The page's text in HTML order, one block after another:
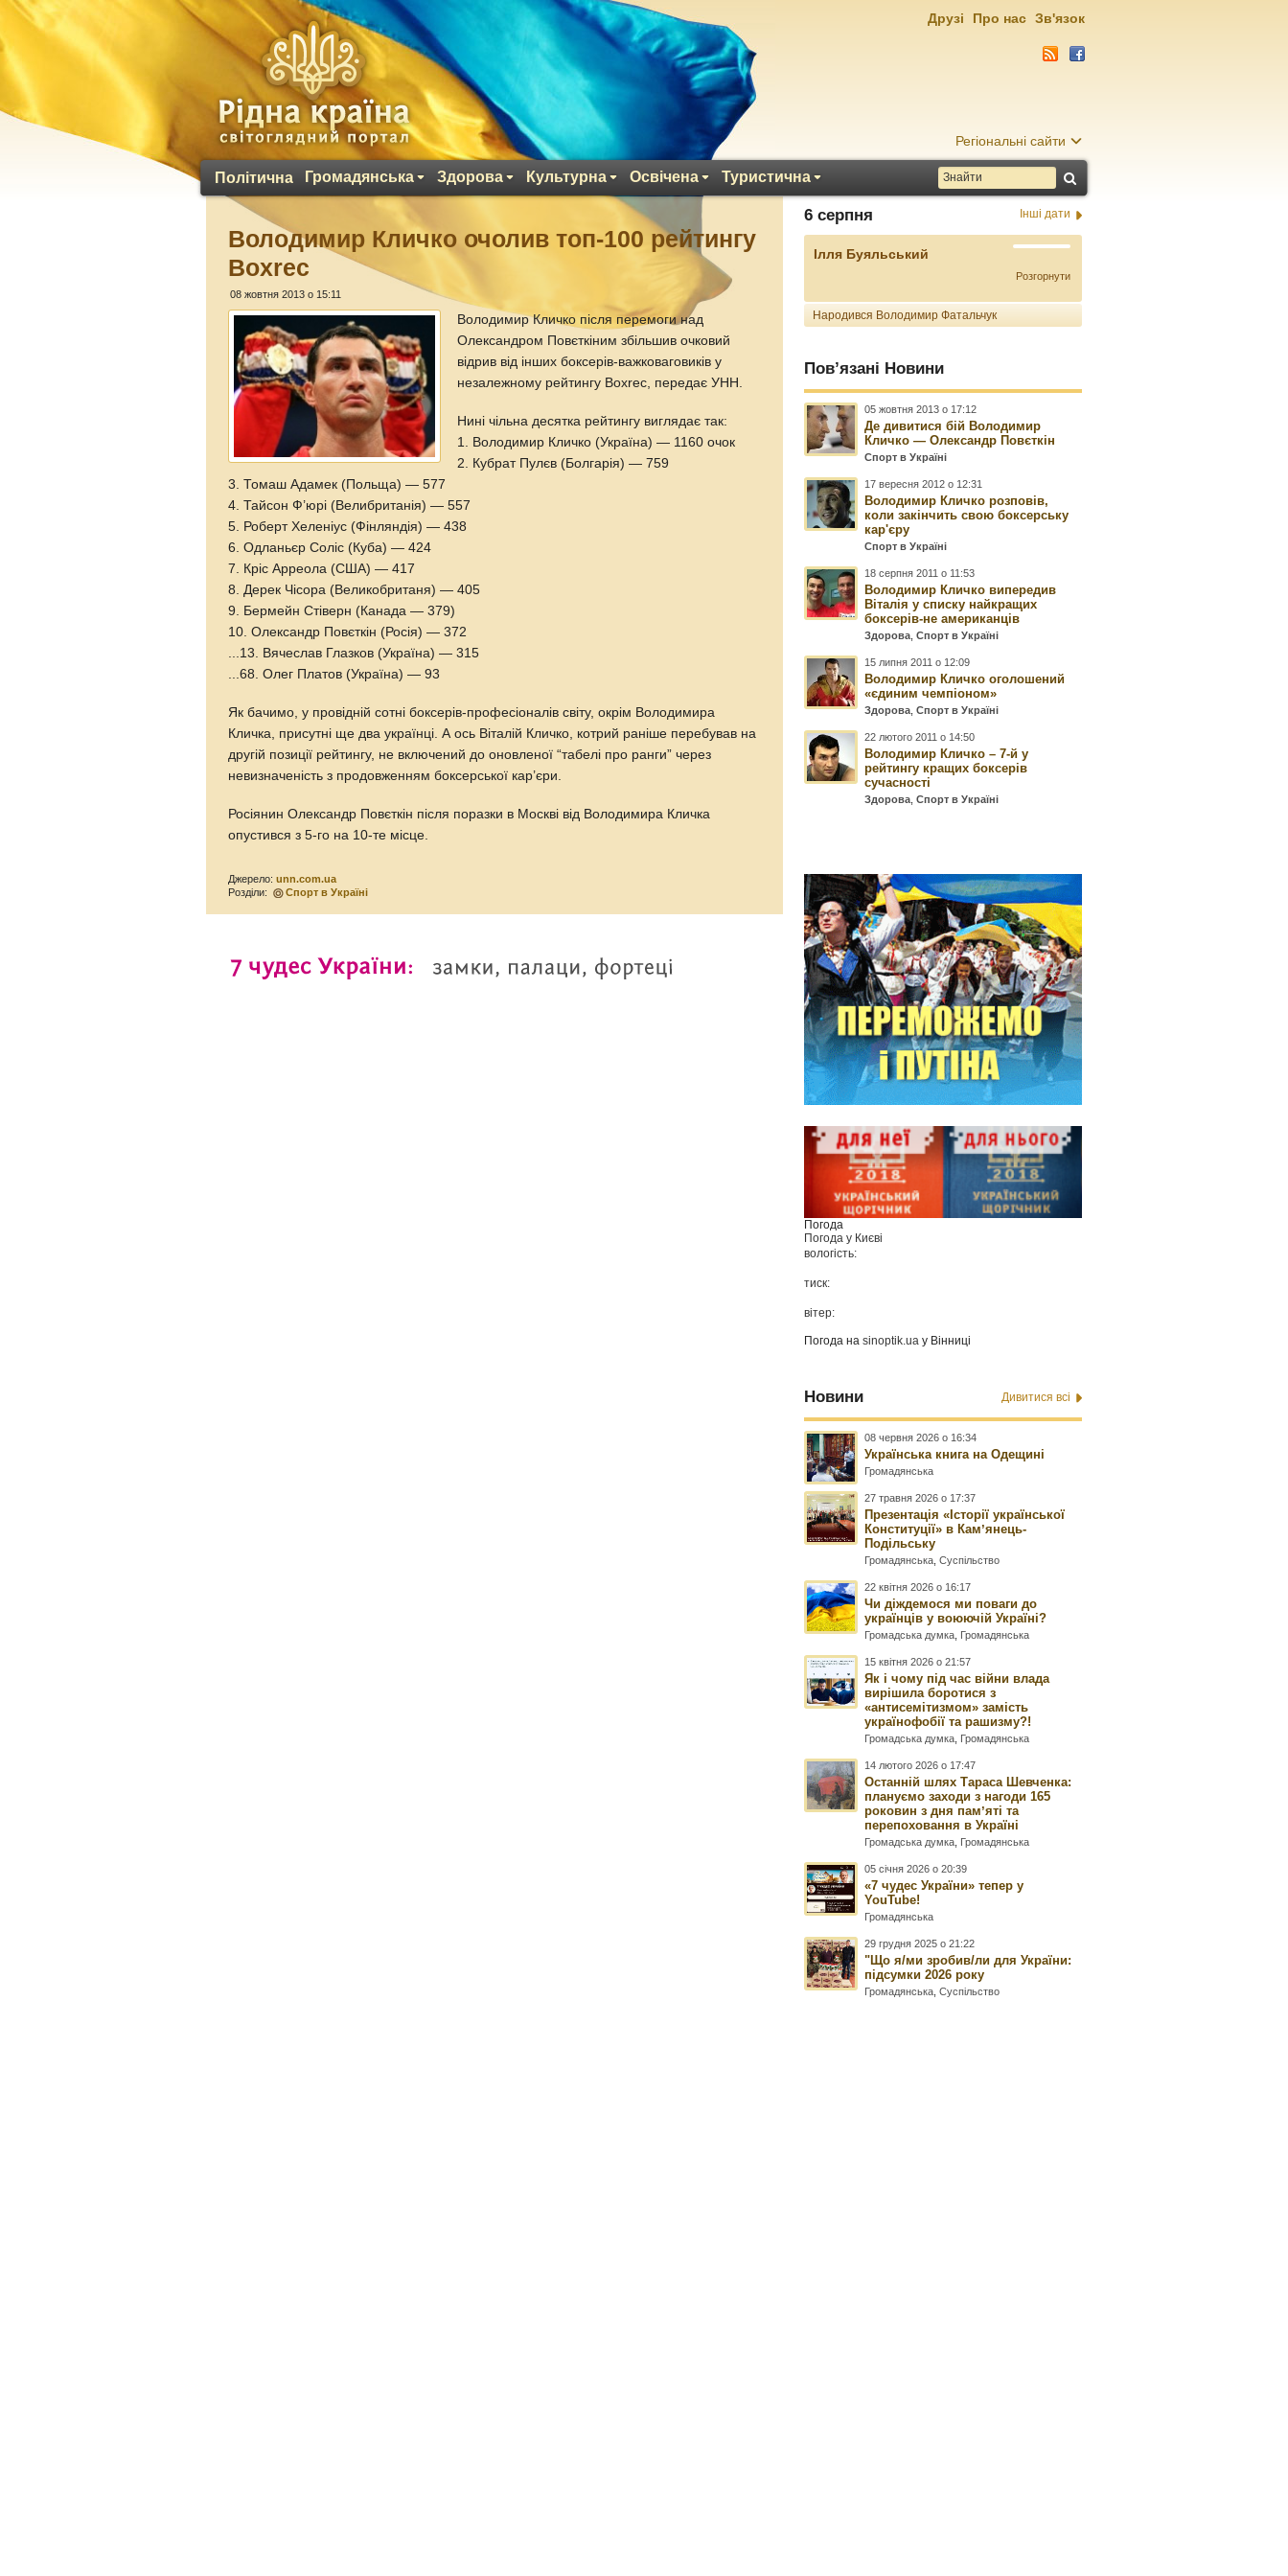
Регіональні сайти
Політична Громадянська Здорова Культурна Освічена Туристична
Друзі Про нас Зв'язок
Володимир Кличко очолив топ-100 рейтингу
Boxrec
08 жовтня 2013 о 15:11
Володимир Кличко після перемоги над
Олександром Повєткіним збільшив очковий
відрив від інших боксерів-важковаговиків у
незалежному рейтингу Boxrec, передає УНН.
Нині чільна десятка рейтингу виглядає так:
1. Володимир Кличко (Україна) — 1160 очок
2. Кубрат Пулєв (Болгарія) — 759
3. Томаш Адамек (Польща) — 577
4. Тайсон Ф’юрі (Велибританія) — 557
5. Роберт Хеленіус (Фінляндія) — 438
6. Одланьєр Соліс (Куба) — 424
7. Кріс Арреола (США) — 417
8. Дерек Чісора (Великобританя) — 405
9. Бермейн Стіверн (Канада — 379)
10. Олександр Повєткін (Росія) — 372
...13. Вячеслав Глазков (Україна) — 315
...68. Олег Платов (Україна) — 93
Як бачимо, у провідній сотні боксерів-професіоналів світу, окрім Володимира
Кличка, присутні ще два українці. А ось Віталій Кличко, котрий раніше перебував на
другій позиції рейтингу, не включений до оновленої “табелі про ранги” через
невизначеність з продовженням боксерської кар’єри.
Росіянин Олександр Повєткін після поразки в Москві від Володимира Кличка
опустився з 5-го на 10-те місце.
Джерело:unn.com.ua
Розділи:
Спорт в Україні
6 серпня Інші дати
Ілля Буяльський
Розгорнути
Народився Володимир Фатальчук
Пов’язані Новини
05 жовтня 2013 о 17:12
Де дивитися бій Володимир
Кличко — Олександр Повєткін
Спорт в Україні
17 вересня 2012 о 12:31
Володимир Кличко розповів,
коли закінчить свою боксерську
кар'єру
Спорт в Україні
18 серпня 2011 о 11:53
Володимир Кличко випередив
Віталія у списку найкращих
боксерів-не американців
Здорова ,Спорт в Україні
15 липня 2011 о 12:09
Володимир Кличко оголошений
«єдиним чемпіоном»
Здорова ,Спорт в Україні
22 лютого 2011 о 14:50
Володимир Кличко – 7-й у
рейтингу кращих боксерів
сучасності
Здорова ,Спорт в Україні
Погода
Погода у Києві
вологість:
тиск:
вітер:
Погода наsinoptik.ua у Вінниці
Новини Дивитися всі
08 червня 2026 о 16:34
Українська книга на Одещині
Громадянська
27 травня 2026 о 17:37
Презентація «Історії української
Конституції» в Камʼянець-
Подільську
Громадянська ,Суспільство
22 квітня 2026 о 16:17
Чи діждемося ми поваги до
українців у воюючій Україні?
Громадська думка Громадянська
15 квітня 2026 о 21:57
Як і чому під час війни влада
вирішила боротися з
«антисемітизмом» замість
українофобії та рашизму?!
Громадська думка Громадянська
14 лютого 2026 о 17:47
Останній шлях Тараса Шевченка:
плануємо заходи з нагоди 165
роковин з дня памʼяті та
перепоховання в Україні
Громадська думка Громадянська
05 січня 2026 о 20:39
«7 чудес України» тепер у
YouTube!
Громадянська
29 грудня 2025 о 21:22
"Що я/ми зробив/ли для України:
підсумки 2026 року
Громадянська ,Суспільство